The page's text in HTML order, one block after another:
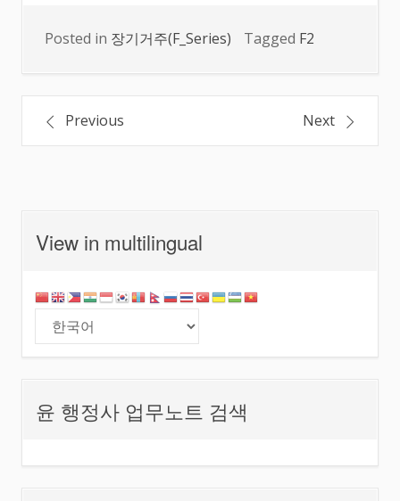
Posted in 장기거주(F_Series) Tagged F2
글
비
게
이
션
Previous Next
View in multilingual
윤 행정사 업무노트 검색